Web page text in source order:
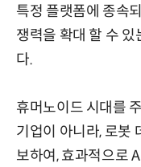
특정 플랫폼에 종속
쟁력을 확대 할 수 있
다.
휴머노이드 시대를
기업이 아니라, 로봇
보하여, 효과적으로